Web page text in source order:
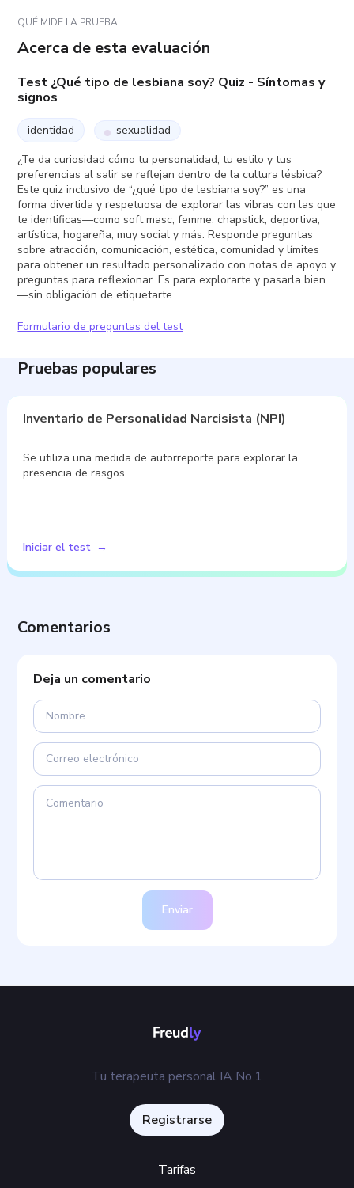
QUÉ MIDE LA PRUEBA
Acerca de esta evaluación
Test ¿Qué tipo de lesbiana soy? Quiz - Síntomas y
signos
identidad
sexualidad
¿Te da curiosidad cómo tu personalidad, tu estilo y tus
preferencias al salir se reflejan dentro de la cultura lésbica?
Este quiz inclusivo de “¿qué tipo de lesbiana soy?” es una
forma divertida y respetuosa de explorar las vibras con las que
te identificas—como soft masc, femme, chapstick, deportiva,
artística, hogareña, muy social y más. Responde preguntas
sobre atracción, comunicación, estética, comunidad y límites
para obtener un resultado personalizado con notas de apoyo y
preguntas para reflexionar. Es para explorarte y pasarla bien
—sin obligación de etiquetarte.
Formulario de preguntas del test
Pruebas populares
Inventario de Personalidad Narcisista (NPI)
Se utiliza una medida de autorreporte para explorar la
presencia de rasgos…
Iniciar el test
Comentarios
Deja un comentario
Enviar
Tu terapeuta personal IA No.1
Registrarse
Tarifas